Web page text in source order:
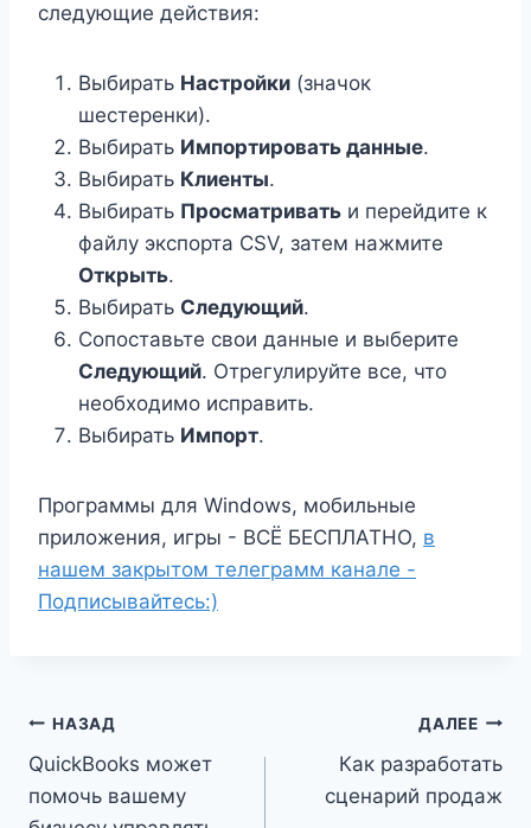
следующие действия:
Выбирать Настройки (значок
шестеренки).
Выбирать Импортировать данные.
Выбирать Клиенты.
Выбирать Просматривать и перейдите к
файлу экспорта CSV, затем нажмите
Открыть.
Выбирать Следующий.
Сопоставьте свои данные и выберите
Следующий. Отрегулируйте все, что
необходимо исправить.
Выбирать Импорт.
Программы для Windows, мобильные
приложения, игры - ВСЁ БЕСПЛАТНО, в
нашем закрытом телеграмм канале -
Подписывайтесь:)
Навигация
по
НАЗАД
QuickBooks может
помочь вашему
ДАЛЕЕ
Как разработать
сценарий продаж